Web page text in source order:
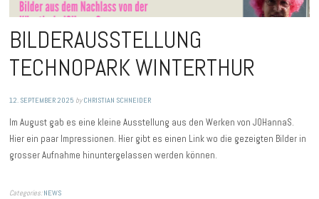
BILDERAUSSTELLUNG
TECHNOPARK WINTERTHUR
12. SEPTEMBER 2025 byCHRISTIAN SCHNEIDER
Im August gab es eine kleine Ausstellung aus den Werken von JOHannaS.
Hier ein paar Impressionen. Hier gibt es einen Link wo die gezeigten Bilder in
grosser Aufnahme hinuntergelassen werden können.
Categories:NEWS